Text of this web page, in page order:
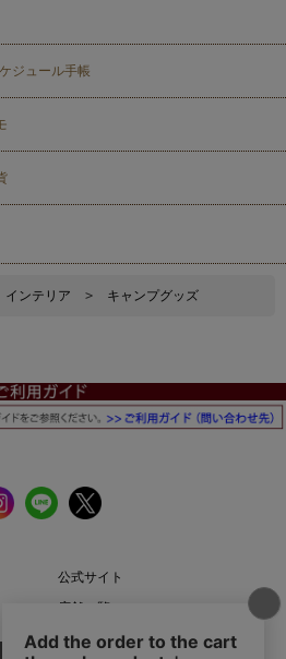
ジュール手帳
インテリア > キャンプグッズ
公式サイト
店舗一覧
プライバシーポリシー